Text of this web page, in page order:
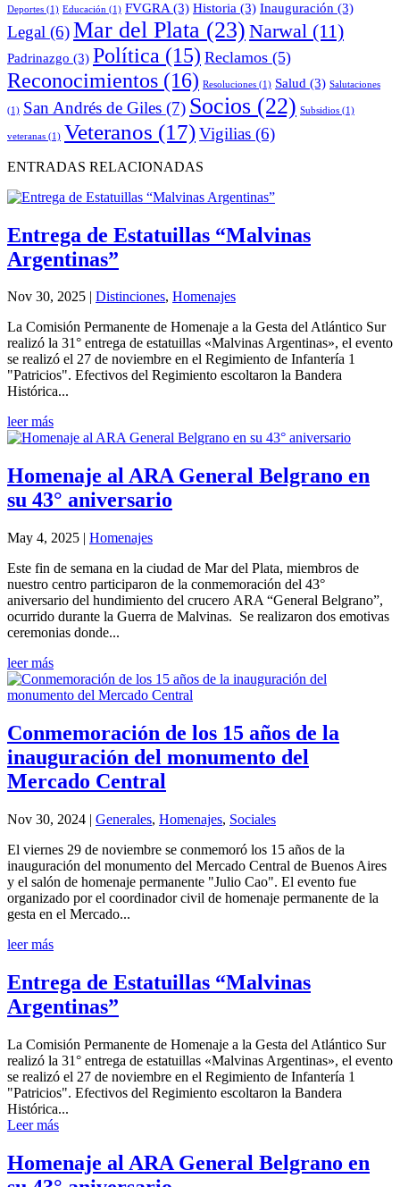
Deportes (1) Educación (1) FVGRA (3) Historia (3) Inauguración (3)
Legal (6)Mar del Plata (23) Narwal (11)
Padrinazgo (3) Política (15) Reclamos (5)
Reconocimientos (16) Resoluciones (1) Salud (3) Salutaciones
(1) San Andrés de Giles (7) Socios (22) Subsidios (1)
veteranas (1) Veteranos (17)Vigilias (6)
ENTRADAS RELACIONADAS
Entrega de Estatuillas “Malvinas
Argentinas”
Nov 30, 2025 Distinciones, Homenajes
La Comisión Permanente de Homenaje a la Gesta del Atlántico Sur
realizó la 31° entrega de estatuillas «Malvinas Argentinas», el evento
se realizó el 27 de noviembre en el Regimiento de Infantería 1
"Patricios". Efectivos del Regimiento escoltaron la Bandera
Histórica...
leer más
Homenaje al ARA General Belgrano en
su 43° aniversario
May 4, 2025 | Homenajes
Este fin de semana en la ciudad de Mar del Plata, miembros de
nuestro centro participaron de la conmemoración del 43°
aniversario del hundimiento del crucero ARA “General Belgrano”,
ocurrido durante la Guerra de Malvinas. Se realizaron dos emotivas
ceremonias donde...
leer más
Conmemoración de los 15 años de la
inauguración del monumento del
Mercado Central
Nov 30, 2024 | Generales, Homenajes, Sociales
El viernes 29 de noviembre se conmemoró los 15 años de la
inauguración del monumento del Mercado Central de Buenos Aires
y el salón de homenaje permanente "Julio Cao". El evento fue
organizado por el coordinador civil de homenaje permanente de la
gesta en el Mercado...
leer más
Entrega de Estatuillas “Malvinas
Argentinas”
La Comisión Permanente de Homenaje a la Gesta del Atlántico Sur
realizó la 31° entrega de estatuillas «Malvinas Argentinas», el evento
se realizó el 27 de noviembre en el Regimiento de Infantería 1
"Patricios". Efectivos del Regimiento escoltaron la Bandera
Histórica...
Leer más
Homenaje al ARA General Belgrano en